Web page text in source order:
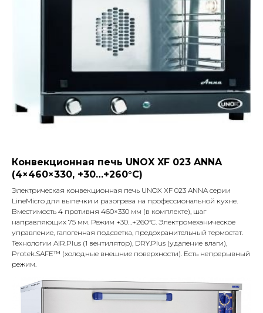
Конвекционная печь UNOX XF 023 ANNA
(4×460×330, +30…+260°C)
Электрическая конвекционная печь UNOX XF 023 ANNA серии
LineMicro для выпечки и разогрева на профессиональной кухне.
Вместимость 4 противня 460×330 мм (в комплекте), шаг
направляющих 75 мм. Режим +30…+260°C. Электромеханическое
управление, галогенная подсветка, предохранительный термостат.
Технологии AIR.Plus (1 вентилятор), DRY.Plus (удаление влаги),
Protek.SAFE™ (холодные внешние поверхности). Есть непрерывный
режим.